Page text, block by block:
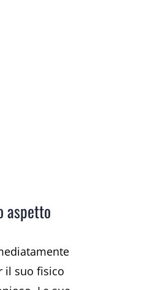
aspetto
il suo fisico